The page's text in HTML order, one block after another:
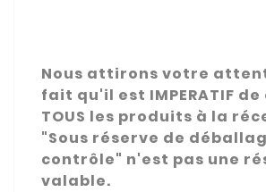
Nous attirons votre
fait qu'il est IMPERATIF
TOUS les produits à la
"Sous réserve de
contrôle" n'est pas une
valable.